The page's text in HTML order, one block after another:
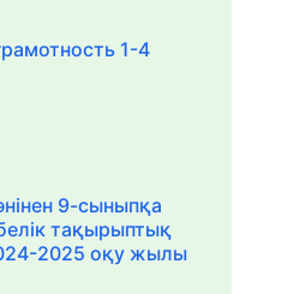
1-4
9-сыныпқа
тақырыптық
2025 оқу жылы